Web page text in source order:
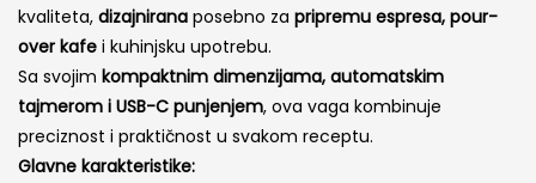
kvaliteta, dizajnirana posebno za pripremu espresa, pour-
over kafe i kuhinjsku upotrebu.
Sa svojim kompaktnim dimenzijama, automatskim
tajmerom i USB-C punjenjem, ova vaga kombinuje
preciznost i praktičnost u svakom receptu.
Glavne karakteristike: